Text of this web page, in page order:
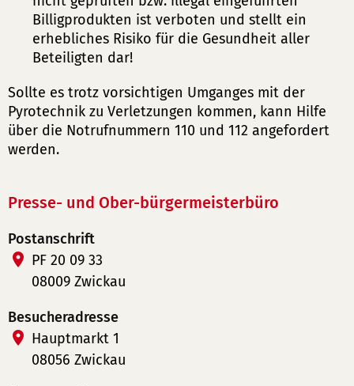
Billigprodukten ist verboten und stellt ein
erhebliches Risiko für die Gesundheit aller
Beteiligten dar!
Sollte es trotz vorsichtigen Umganges mit der
Pyrotechnik zu Verletzungen kommen, kann Hilfe
über die Notrufnummern 110 und 112 angefordert
werden.
Presse- und Ober-bürgermeisterbüro
Postanschrift
PF 20 09 33
08009 Zwickau
Besucheradresse
Hauptmarkt 1
08056 Zwickau